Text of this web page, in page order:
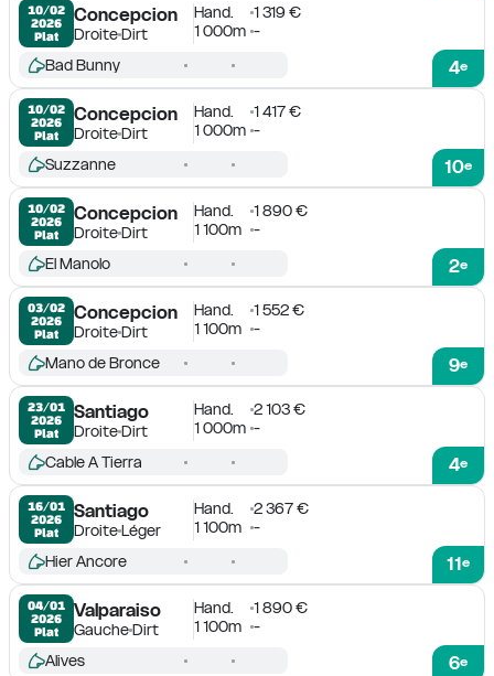
10/02
2026
Plat
Concepcion
DroiteDirt
Hand.
1 319 €
1 000m -
4e
Bad Bunny
10/02
2026
Plat
Concepcion
DroiteDirt
Hand.
1 417 €
1 000m -
10e
Suzzanne
10/02
2026
Plat
Concepcion
DroiteDirt
Hand.
1 890 €
1 100m
-
2e
El Manolo
03/02
2026
Plat
Concepcion
DroiteDirt
Hand.
1 552 €
1 100m
-
9e
Mano de Bronce
23/01
2026
Plat
Santiago
DroiteDirt
Hand.
2 103 €
1 000m -
4e
Cable A Tierra
16/01
2026
Plat
Santiago
DroiteLéger
Hand.
2 367 €
1 100m
-
11e
Hier Ancore
04/01
2026
Plat
Valparaiso
GaucheDirt
Hand.
1 890 €
1 100m
-
6e
Alives